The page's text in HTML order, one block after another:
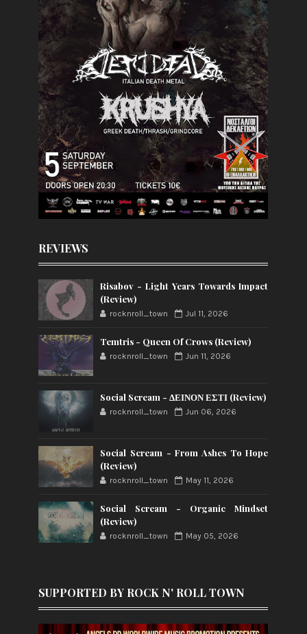
REVIEWS
Risabov - Light Years Towards Impact
(Review)
rocknroll_town Jul 11, 2026
Temtris - Queen Of Crows (Review)
rocknroll_town Jun 11, 2026
Social Scream - ΔΕΙΝΟΝ ΕΣΤΙ (Review)
rocknroll_town Jun 06, 2026
Social Scream - From Ashes To Hope
(Review)
rocknroll_town May 11, 2026
Social Scream - Organic Mindset
(Review)
rocknroll_town May 05, 2026
SUPPORTED BY ROCK N' ROLL TOWN